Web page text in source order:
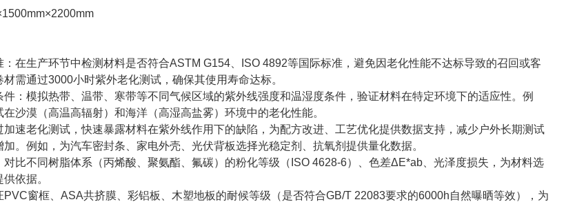
在生产环节中检测材料是否符合ASTM G154、ISO 4892等国际标准，避免因老化性能不达标导致的召回或客
需通过3000小时紫外老化测试，确保其使用寿命达标。
：模拟热带、温带、寒带等不同气候区域的紫外线强度和温湿度条件，验证材料在特定环境下的适应性。例
沙漠（高温高辐射）和海洋（高湿高盐雾）环境中的老化性能。
速老化测试，快速暴露材料在紫外线作用下的缺陷，为配方改进、工艺优化提供数据支持，减少户外长期测试
。例如，为汽车密封条、家电外壳、光伏背板选择光稳定剂、抗氧剂提供量化数据。
比不同树脂体系（丙烯酸、聚氨酯、氟碳）的粉化等级（ISO 4628-6）、色差ΔE*ab、光泽度损失，为材料选
依据。
窗框、ASA共挤膜、彩铝板、木塑地板的耐候等级（是否符合GB/T 22083要求的6000h自然曝晒等效），为